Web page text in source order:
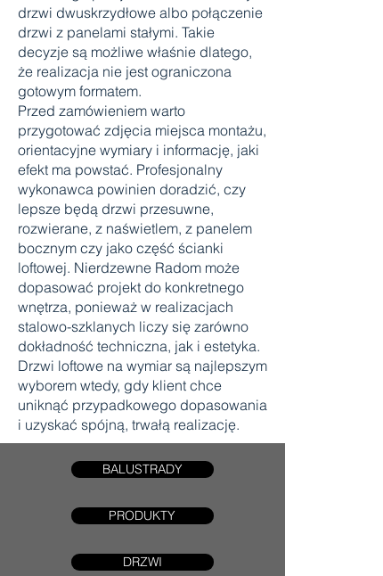
drzwi dwuskrzydłowe albo połączenie
drzwi z panelami stałymi. Takie
decyzje są możliwe właśnie dlatego,
że realizacja nie jest ograniczona
gotowym formatem.
Przed zamówieniem warto
przygotować zdjęcia miejsca montażu,
orientacyjne wymiary i informację, jaki
efekt ma powstać. Profesjonalny
wykonawca powinien doradzić, czy
lepsze będą drzwi przesuwne,
rozwierane, z naświetlem, z panelem
bocznym czy jako część ścianki
loftowej. Nierdzewne Radom może
dopasować projekt do konkretnego
wnętrza, ponieważ w realizacjach
stalowo-szklanych liczy się zarówno
dokładność techniczna, jak i estetyka.
Drzwi loftowe na wymiar są najlepszym
wyborem wtedy, gdy klient chce
uniknąć przypadkowego dopasowania
i uzyskać spójną, trwałą realizację.
BALUSTRADY
PRODUKTY
DRZWI